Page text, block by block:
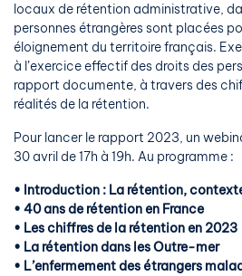
locaux de rétention administrative,
personnes étrangères sont placées
éloignement du territoire français.
à l’exercice effectif des droits des
rapport documente, à travers des
réalités de la rétention.
Pour lancer le rapport 2023, un
30 avril de 17h à 19h. Au programme :
• Introduction : La rétention,
• 40 ans de rétention en France
• Les chiffres de la rétention en 2023
• La rétention dans les Outre-mer
• L’enfermement des étrangers